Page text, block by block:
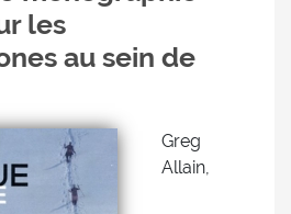
les
au sein de
Greg
Allain,